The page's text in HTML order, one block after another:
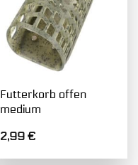
Futterkorb offen
medium
2,99€